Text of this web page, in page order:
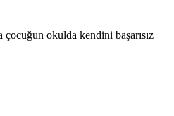
okulda kendini başarısız